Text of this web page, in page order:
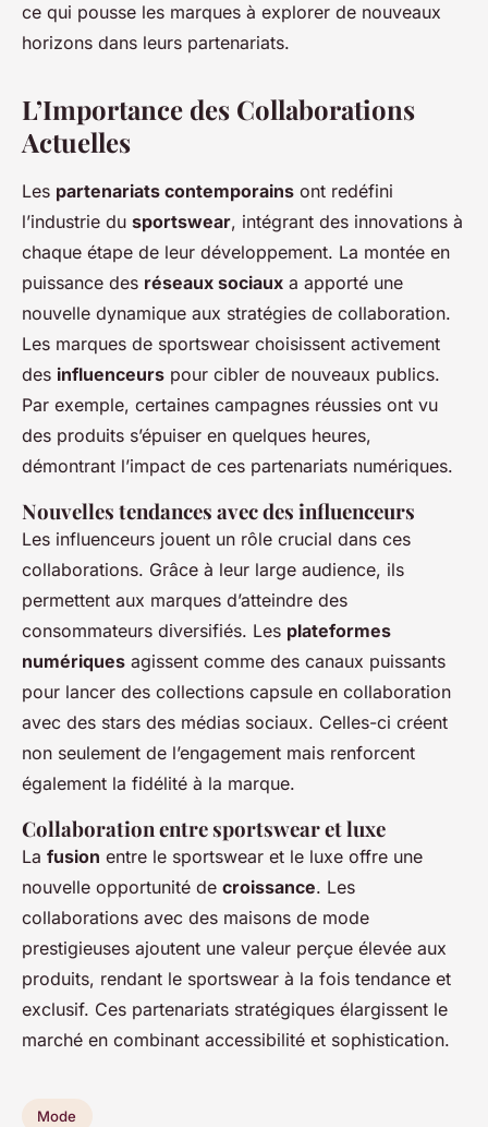
ce qui pousse les marques à explorer de nouveaux
horizons dans leurs partenariats.
L’Importance des Collaborations
Actuelles
Les partenariats contemporains ont redéfini
l’industrie du sportswear, intégrant des innovations à
chaque étape de leur développement. La montée en
puissance des réseaux sociaux a apporté une
nouvelle dynamique aux stratégies de collaboration.
Les marques de sportswear choisissent activement
des influenceurs pour cibler de nouveaux publics.
Par exemple, certaines campagnes réussies ont vu
des produits s’épuiser en quelques heures,
démontrant l’impact de ces partenariats numériques.
Nouvelles tendances avec des influenceurs
Les influenceurs jouent un rôle crucial dans ces
collaborations. Grâce à leur large audience, ils
permettent aux marques d’atteindre des
consommateurs diversifiés. Les plateformes
numériques agissent comme des canaux puissants
pour lancer des collections capsule en collaboration
avec des stars des médias sociaux. Celles-ci créent
non seulement de l’engagement mais renforcent
également la fidélité à la marque.
Collaboration entre sportswear et luxe
La fusion entre le sportswear et le luxe offre une
nouvelle opportunité de croissance. Les
collaborations avec des maisons de mode
prestigieuses ajoutent une valeur perçue élevée aux
produits, rendant le sportswear à la fois tendance et
exclusif. Ces partenariats stratégiques élargissent le
marché en combinant accessibilité et sophistication.
Mode